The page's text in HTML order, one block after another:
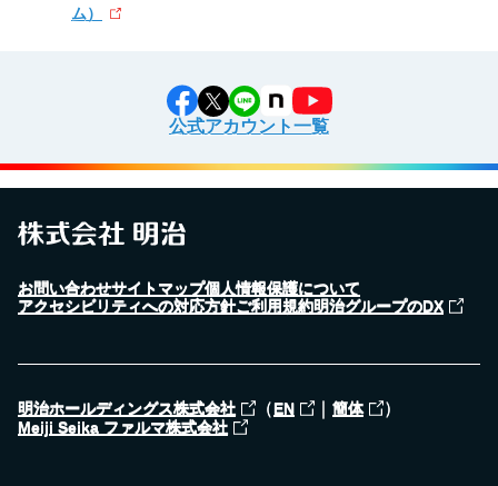
ム）
公式アカウント一覧
お問い合わせサイトマップ個人情報保護について
アクセシビリティへの対応方針ご利用規約明治グループのDX
明治ホールディングス株式会社 （EN ｜ 簡体 ）
Meiji Seika ファルマ株式会社